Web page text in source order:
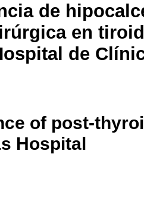
de
en
de
of post-
Hospital